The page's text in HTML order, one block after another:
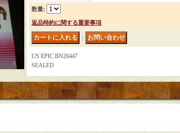
数量:
返品特約に関する重要事項
US EPIC BN26447
SEALED